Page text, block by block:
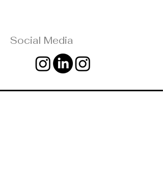
Social Media